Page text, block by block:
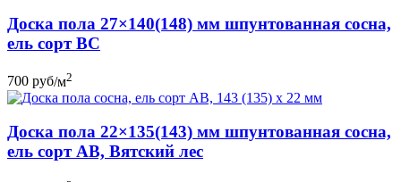
Доска пола 27×140(148) мм шпунтованная сосна,
ель сорт ВС
700 руб/м2
Доска пола 22×135(143) мм шпунтованная сосна,
ель сорт АВ, Вятский лес